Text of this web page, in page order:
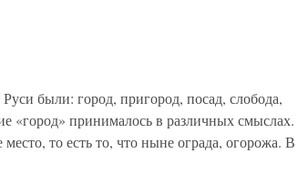
были: город, пригород, посад, слобода,
«город» принималось в различных смыслах.
то есть то, что ныне ограда, огорожа. В